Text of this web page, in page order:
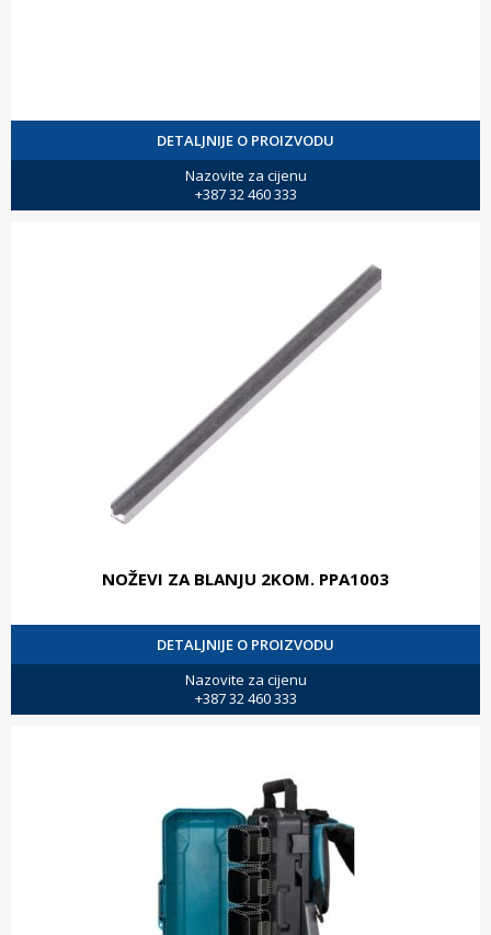
DETALJNIJE O PROIZVODU
Nazovite za cijenu
+387 32 460 333
NOŽEVI ZA BLANJU 2KOM. PPA1003
DETALJNIJE O PROIZVODU
Nazovite za cijenu
+387 32 460 333